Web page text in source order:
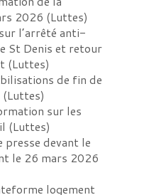
2026 (Luttes)
l’arrêté anti-
St Denis et retour
(Luttes)
de fin de
(Luttes)
sur les
(Luttes)
presse devant le
le 26 mars 2026
logement